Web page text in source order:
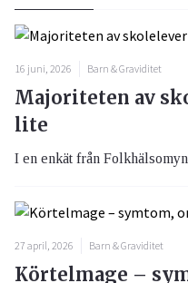
16 juni, 2026 Barn & Graviditet
Majoriteten av
lite
I en enkät från
27 april, 2026 Barn & Graviditet
Körtelmage –